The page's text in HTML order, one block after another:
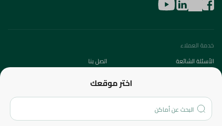
اختر موقعك
خدمة العملاء
الأسئلة الشائعة
اتصل بنا
من نحن؟
الفروع
المزيد